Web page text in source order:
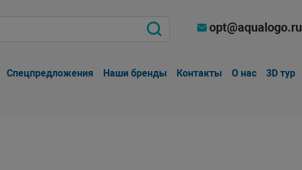
opt@aqualogo.ru
Спецпредложения Наши бренды Контакты О нас 3D тур